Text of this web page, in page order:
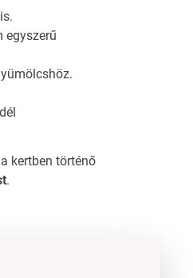
egyszerű
kertben történő
.